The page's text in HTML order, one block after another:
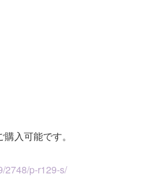
入可能です。
2748/p-r129-s/